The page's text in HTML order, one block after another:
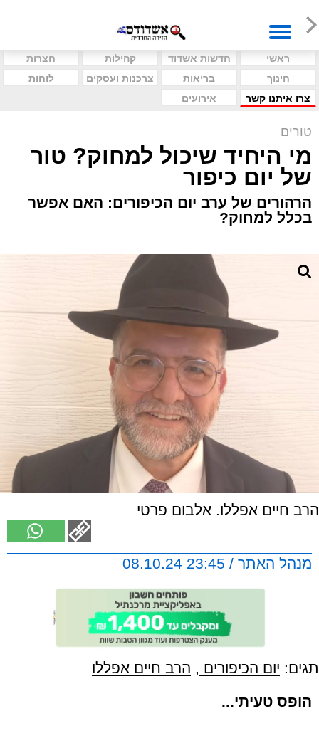
ראשי חדשות אשדוד קהילות
חצרות
חינוך
בריאות צרכנות ועסקים
לוחות
צרו איתנו קשר
אירועים
טורים
מי היחיד שיכול למחוק? טור
של יום כיפור
הרהורים של ערב יום הכיפורים: האם אפשר
בכלל למחוק?
הרב חיים אפללו. אלבום פרטי
מנהל האתר / 23:45 08.10.24
תגים: יום הכיפורים , הרב חיים אפללו
הופס טעיתי...